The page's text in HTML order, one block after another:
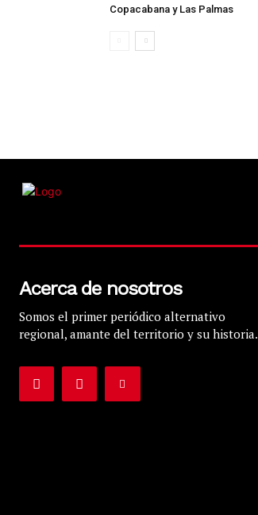
Copacabana y Las Palmas
Acerca de nosotros
Somos el primer periódico alternativo
regional, amante del territorio y su historia.